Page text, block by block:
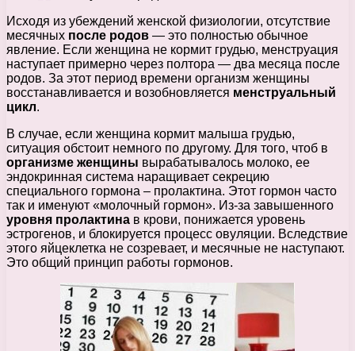
Исходя из убеждений женской физиологии, отсутствие
месячных после родов — это полностью обычное
явление. Если женщина не кормит грудью, менструация
наступает примерно через полтора — два месяца после
родов. За этот период времени организм женщины
восстанавливается и возобновляется менструальный
цикл.
В случае, если женщина кормит малыша грудью,
ситуация обстоит немного по другому. Для того, чтоб в
организме женщины вырабатывалось молоко, ее
эндокринная система наращивает секрецию
специального гормона – пролактина. Этот гормон часто
так и именуют «молочный гормон». Из-за завышенного
уровня пролактина в крови, понижается уровень
эстрогенов, и блокируется процесс овуляции. Вследствие
этого яйцеклетка не созревает, и месячные не наступают.
Это общий принцип работы гормонов.